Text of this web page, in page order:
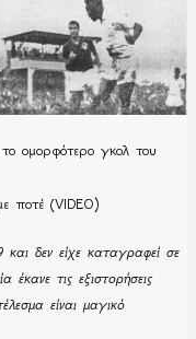
ομορφότερο γκολ του
ποτέ (VIDEO)
δεν είχε καταγραφεί σε
έκανε τις εξιστορήσεις
είναι μαγικό